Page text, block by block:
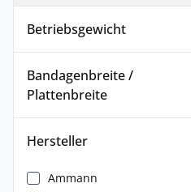
Betriebsgewicht
Bandagenbreite /
Plattenbreite
Hersteller
Ammann